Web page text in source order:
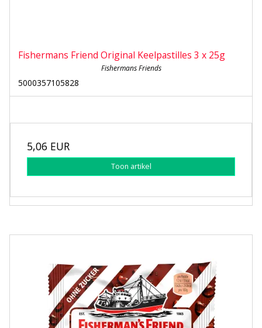
Fishermans Friend Original Keelpastilles 3 x 25g
Fishermans Friends
5000357105828
5,06 EUR
Toon artikel